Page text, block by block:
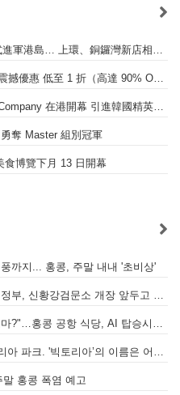
奪 Master 組別冠軍
食博覽下月 13 日開幕
까지... 홍콩, 주말 내내 '초비상'
홍콩 폭염 예고